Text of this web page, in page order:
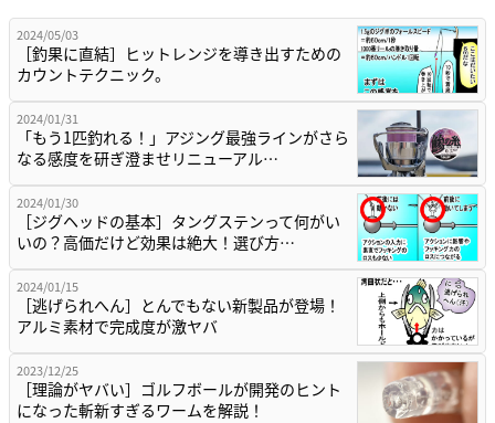
2024/05/03
［釣果に直結］ヒットレンジを導き出すための
カウントテクニック。
2024/01/31
「もう1匹釣れる！」アジング最強ラインがさら
なる感度を研ぎ澄ませリニューアル…
2024/01/30
［ジグヘッドの基本］タングステンって何がい
いの？高価だけど効果は絶大！選び方…
2024/01/15
［逃げられへん］とんでもない新製品が登場！
アルミ素材で完成度が激ヤバ
2023/12/25
［理論がヤバい］ゴルフボールが開発のヒント
になった斬新すぎるワームを解説！